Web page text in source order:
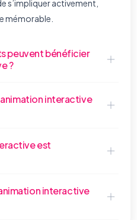
s’impliquer activement,
mémorable.
peuvent bénéficier
?
interactive
est
interactive